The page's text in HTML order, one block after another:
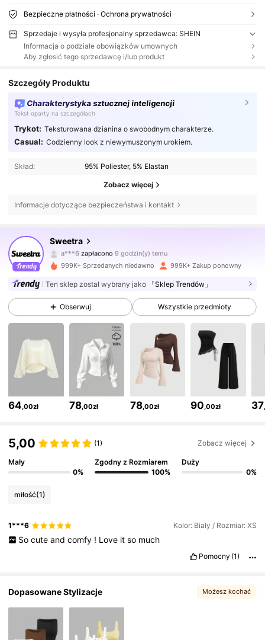
Bezpieczne płatności · Ochrona prywatności
Sprzedaje i wysyła profesjonalny sprzedawca: SHEIN
Informacja o podziale obowiązków umownych
Aby zgłosić tego sprzedawcę i/lub produkt
Szczegóły Produktu
Charakterystyka sztucznej inteligencji
Tekst oparty na szczegółach
Trykot: Teksturowana dzianina o swobodnym charakterze.
Casual: Codzienny look z niewymuszonym urokiem.
Skład: 95% Poliester, 5% Elastan
Zobacz więcej
Informacje dotyczące bezpieczeństwa i kontakt
Sweetra1.5M Obserwujący
a***6zapłacono
M***r zaobserwował(-a)3 godzin(y) temu
4,77 1.5M Obserwujący
1.5M Obserwujący
4,77 1.5M Obserwujący
4,77 1.5M Obserwujący
4,77 1.5M Obserwujący
4,77 1.5M Obserwujący
999K+ Sprzedanych niedawno 999K+ Zakup ponowny
Ten sklep został wybrany jako 「Sklep Trendów」
Obserwuj Wszystkie przedmioty
64,00zł 78,00zł 78,00zł 90,00zł 37
5,00 (1) Zobacz więcej
Mały
0%
Zgodny z Rozmiarem
100%
Duży
0%
miłość(1)
1***6 Kolor: Biały / Rozmiar: XS
So cute and comfy ! Love it so much
Pomocny (1)
Dopasowane Stylizacje
Możesz kochać